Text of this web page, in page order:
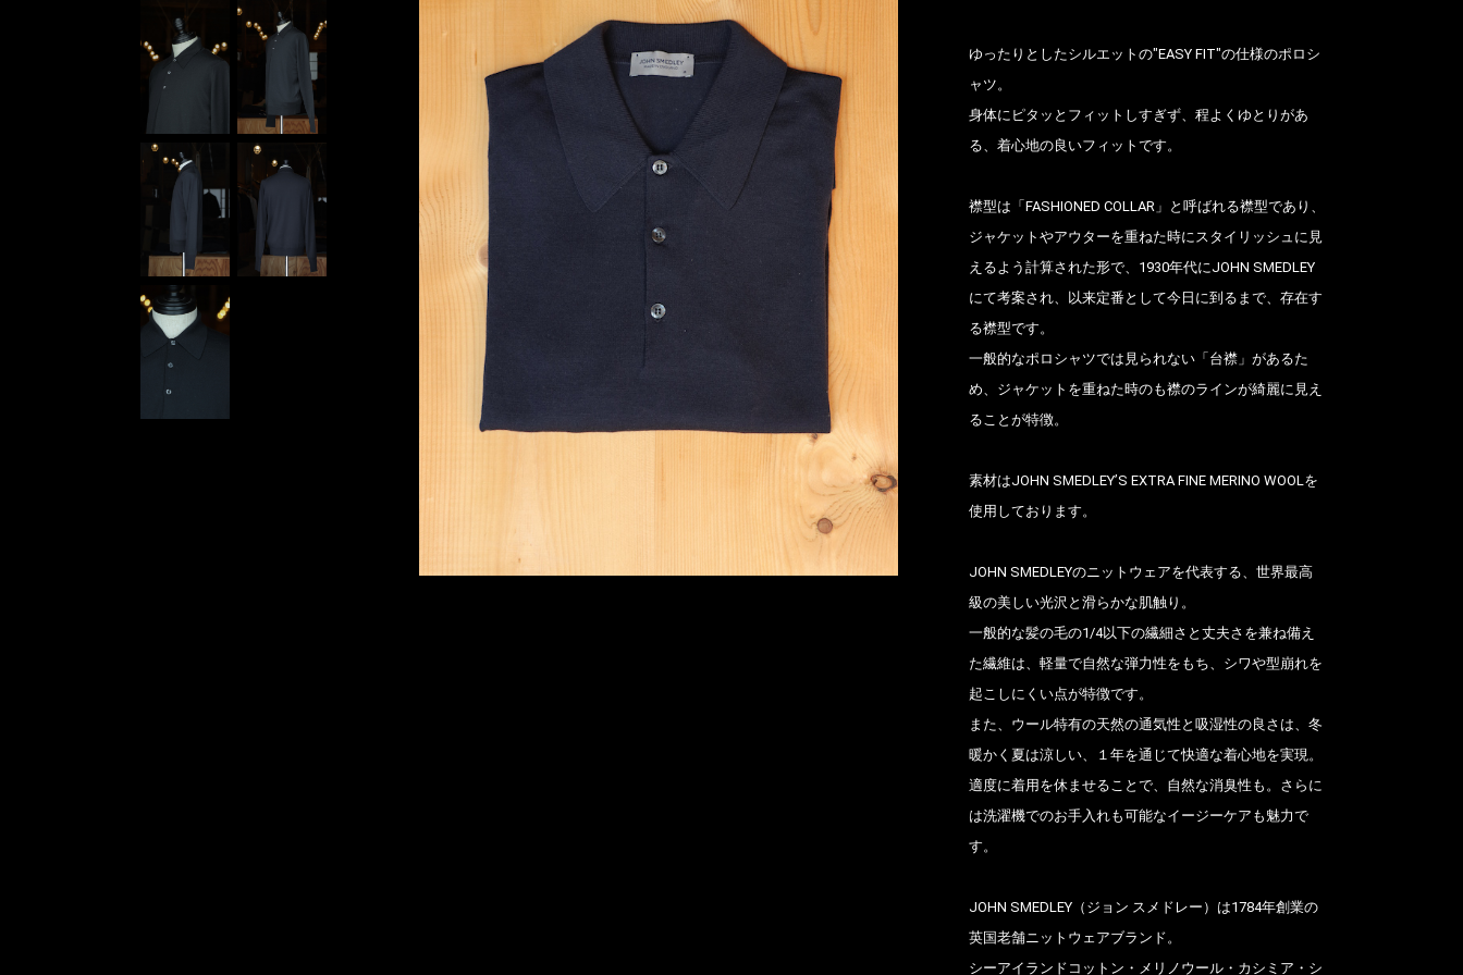
ゆったりとしたシルエットの"EASY FIT"の仕様のポロシ
ャツ。
身体にピタッとフィットしすぎず、程よくゆとりがあ
る、着心地の良いフィットです。
襟型は「FASHIONED COLLAR」と呼ばれる襟型であり、
ジャケットやアウターを重ねた時にスタイリッシュに見
えるよう計算された形で、1930年代にJOHN SMEDLEY
にて考案され、以来定番として今日に到るまで、存在す
る襟型です。
一般的なポロシャツでは見られない「台襟」があるた
め、ジャケットを重ねた時のも襟のラインが綺麗に見え
ることが特徴。
素材はJOHN SMEDLEY’S EXTRA FINE MERINO WOOLを
使用しております。
JOHN SMEDLEYのニットウェアを代表する、世界最高
級の美しい光沢と滑らかな肌触り。
一般的な髪の毛の1/4以下の繊細さと丈夫さを兼ね備え
た繊維は、軽量で自然な弾力性をもち、シワや型崩れを
起こしにくい点が特徴です。
また、ウール特有の天然の通気性と吸湿性の良さは、冬
暖かく夏は涼しい、１年を通じて快適な着心地を実現。
適度に着用を休ませることで、自然な消臭性も。さらに
は洗濯機でのお手入れも可能なイージーケアも魅力で
す。
JOHN SMEDLEY（ジョン スメドレー）は1784年創業の
英国老舗ニットウェアブランド。
シーアイランドコットン・メリノウール・カシミア・シ